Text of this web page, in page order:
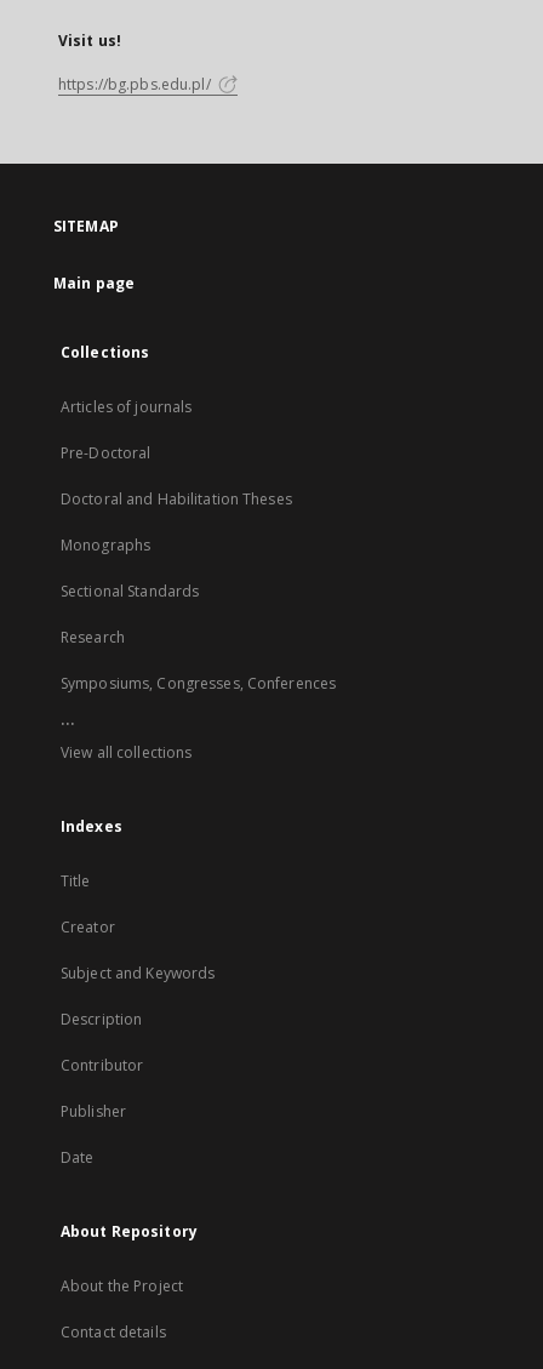
Visit us!
https://bg.pbs.edu.pl/
SITEMAP
Main page
Collections
Articles of journals
Pre-Doctoral
Doctoral and Habilitation Theses
Monographs
Sectional Standards
Research
Symposiums, Congresses, Conferences
...
View all collections
Indexes
Title
Creator
Subject and Keywords
Description
Contributor
Publisher
Date
About Repository
About the Project
Contact details